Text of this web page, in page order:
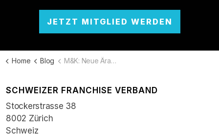
JETZT MITGLIED WERDEN
Home Blog M&K: Neue Ära des «Human Centered Franchising»
SCHWEIZER FRANCHISE VERBAND
Stockerstrasse 38
8002 Zürich
Schweiz